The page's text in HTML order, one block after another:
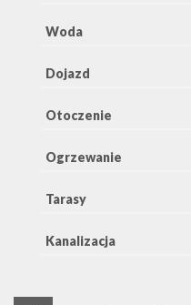
Woda
Dojazd
Otoczenie
Ogrzewanie
Tarasy
Kanalizacja